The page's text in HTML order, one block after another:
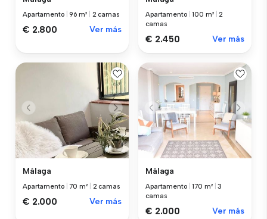
Apartamento |96 m² 2 camas
€ 2.800 Ver más
Apartamento |100 m² |2
camas
€ 2.450 Ver más
Málaga
Apartamento |70 m² 2 camas
€ 2.000 Ver más
Málaga
Apartamento |170 m² |3
camas
€ 2.000 Ver más